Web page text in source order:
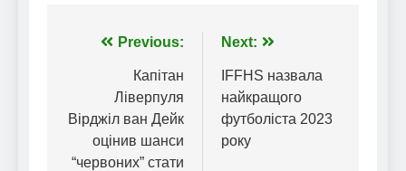
Навігація
записів
Previous:
Капітан
Ліверпуля
Вірджіл ван Дейк
оцінив шанси
“червоних” стати
Next:
IFFHS назвала
найкращого
футболіста 2023
року